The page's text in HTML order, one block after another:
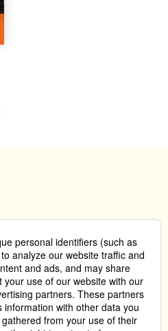
วิธีการเข้าชม
นโยบายความเป็นส่วนตัว